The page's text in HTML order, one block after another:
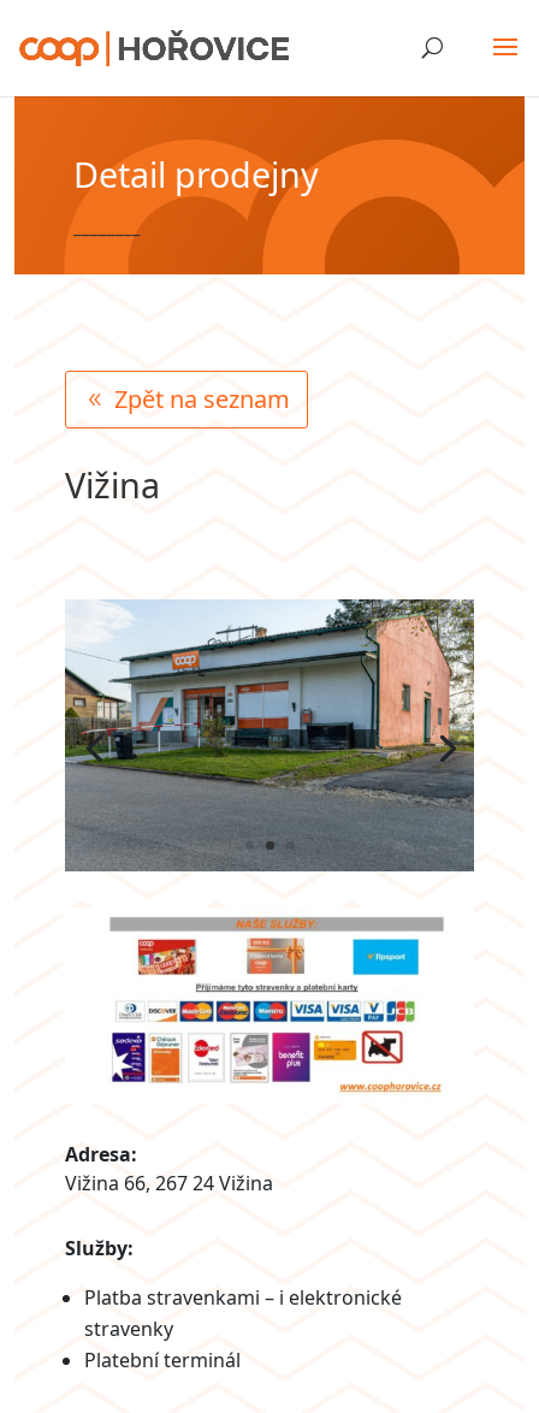
Detail prodejny
________
Zpět na seznam
Vižina
Adresa:
Vižina 66, 267 24 Vižina
Služby:
Platba stravenkami – i elektronické
stravenky
Platební terminál